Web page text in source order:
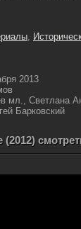
,
2013
мл., Светлана
Барковский